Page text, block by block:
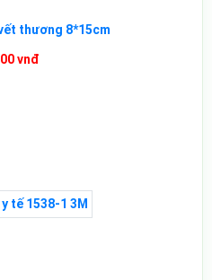
thương 8*15cm
vnđ